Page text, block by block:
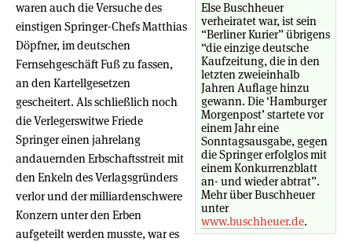
Else Buschheuer
verheiratet war, ist sein
“Berliner Kurier” übrigens
“die einzige deutsche
Kaufzeitung, die in den
letzten zweieinhalb
Jahren Auflage hinzu
gewann. Die ‘Hamburger
Morgenpost’ startete vor
einem Jahr eine
Sonntagsausgabe, gegen
die Springer erfolglos mit
einem Konkurrenzblatt
an- und wieder abtrat”.
Mehr über Buschheuer
unter
www.buschheuer.de.
waren auch die Versuche des
einstigen Springer-Chefs Matthias
Döpfner, im deutschen
Fernsehgeschäft Fuß zu fassen,
an den Kartellgesetzen
gescheitert. Als schließlich noch
die Verlegerswitwe Friede
Springer einen jahrelang
andauernden Erbschaftsstreit mit
den Enkeln des Verlagsgründers
verlor und der milliardenschwere
Konzern unter den Erben
aufgeteilt werden musste, war es